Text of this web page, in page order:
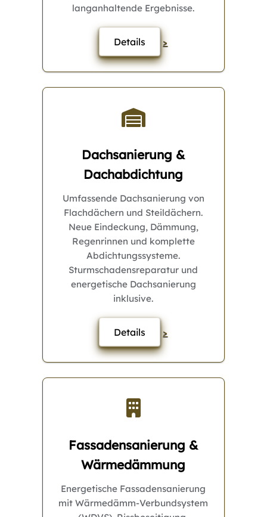
langanhaltende Ergebnisse.
Details >
Dachsanierung &
Dachabdichtung
Umfassende Dachsanierung von
Flachdächern und Steildächern.
Neue Eindeckung, Dämmung,
Regenrinnen und komplette
Abdichtungssysteme.
Sturmschadensreparatur und
energetische Dachsanierung
inklusive.
Details >
Fassadensanierung &
Wärmedämmung
Energetische Fassadensanierung
mit Wärmedämm-Verbundsystem